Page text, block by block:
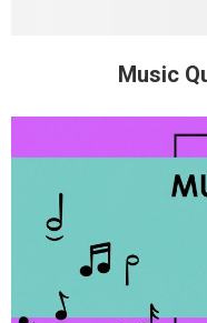
Music